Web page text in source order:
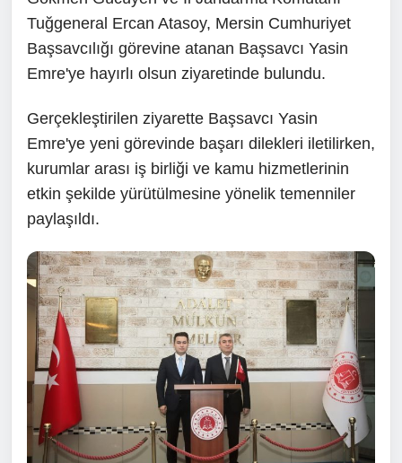
Tuğgeneral Ercan Atasoy, Mersin Cumhuriyet
Başsavcılığı görevine atanan Başsavcı Yasin
Emre'ye hayırlı olsun ziyaretinde bulundu.
Gerçekleştirilen ziyarette Başsavcı Yasin
Emre'ye yeni görevinde başarı dilekleri iletilirken,
kurumlar arası iş birliği ve kamu hizmetlerinin
etkin şekilde yürütülmesine yönelik temenniler
paylaşıldı.